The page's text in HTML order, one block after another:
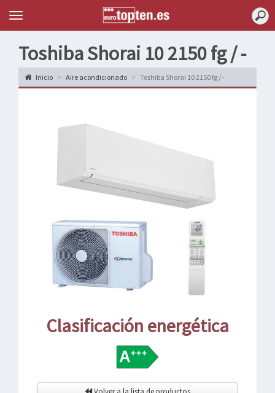
Topten
Menu
Toshiba Shorai 10 2150 fg / -
Inicio Aire acondicionado Toshiba Shorai 10 2150 fg / -
Clasificación energética